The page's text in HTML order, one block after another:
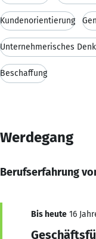
Kundenorientierung
Unternehmerisches
Beschaffung
Werdegang
Berufserfahrung
Bis heute 16